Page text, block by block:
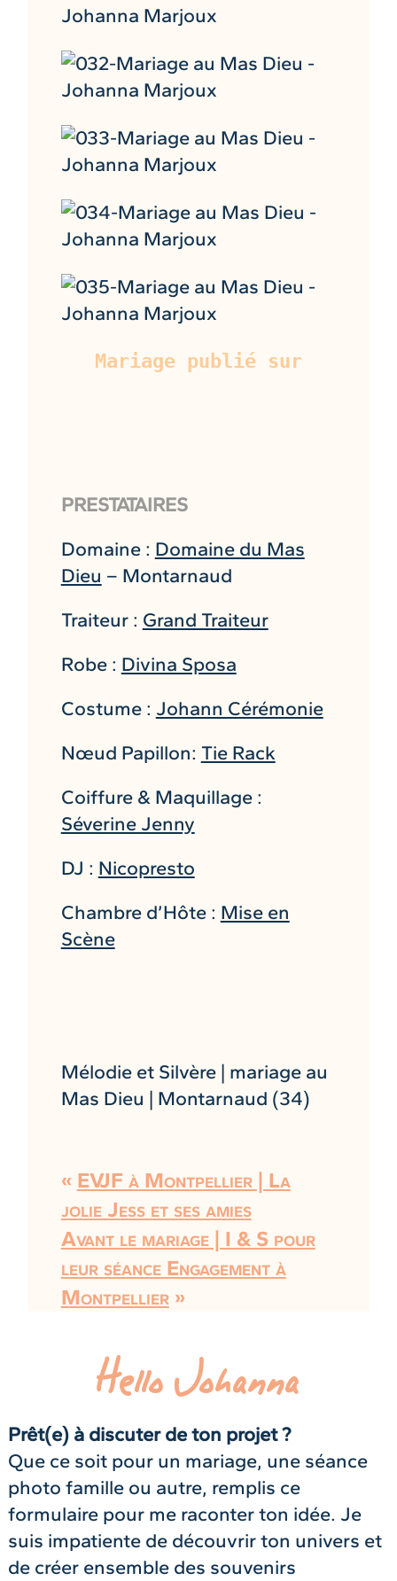
PRESTATAIRES
Domaine : Domaine du Mas
Dieu – Montarnaud
Traiteur : Grand Traiteur
Robe : Divina Sposa
Costume : Johann Cérémonie
Nœud Papillon: Tie Rack
Coiffure & Maquillage :
Séverine Jenny
DJ : Nicopresto
Chambre d’Hôte : Mise en
Scène
Mélodie et Silvère | mariage au
Mas Dieu | Montarnaud (34)
« EVJF à Montpellier | La
jolie Jess et ses amies
Avant le mariage | I & S pour
leur séance Engagement à
Montpellier »
Hello Johanna
Prêt(e) à discuter de ton projet ?
Que ce soit pour un mariage, une séance
photo famille ou autre, remplis ce
formulaire pour me raconter ton idée. Je
suis impatiente de découvrir ton univers et
de créer ensemble des souvenirs